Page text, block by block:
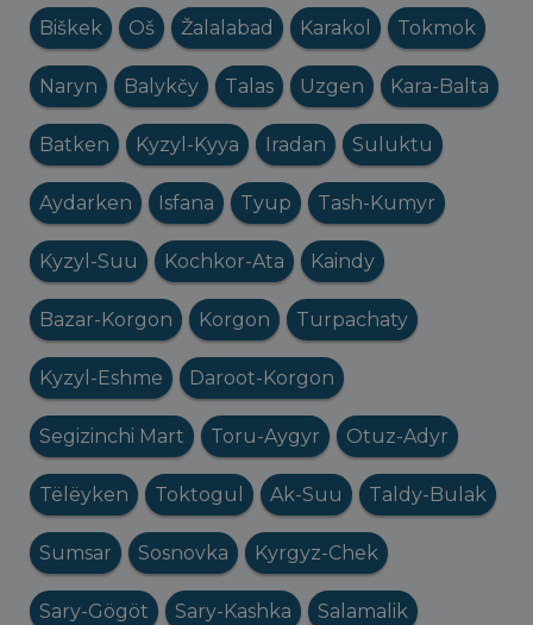
Biškek Oš Žalalabad Karakol Tokmok
Naryn Balykčy Talas Uzgen Kara-Balta
Batken Kyzyl-Kyya Iradan Suluktu
Aydarken Isfana Tyup Tash-Kumyr
Kyzyl-Suu Kochkor-Ata Kaindy
Bazar-Korgon Korgon Turpachaty
Kyzyl-Eshme Daroot-Korgon
Segizinchi Mart Toru-Aygyr Otuz-Adyr
Tëlëyken Toktogul Ak-Suu Taldy-Bulak
Sumsar Sosnovka Kyrgyz-Chek
Sary-Gögöt Sary-Kashka Salamalik